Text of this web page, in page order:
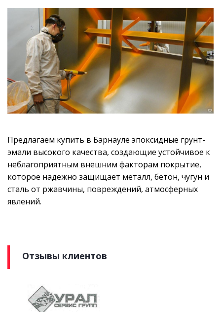
Предлагаем купить в Барнауле эпоксидные грунт-
эмали высокого качества, создающие устойчивое к
неблагоприятным внешним факторам покрытие,
которое надежно защищает металл, бетон, чугун и
сталь от ржавчины, повреждений, атмосферных
явлений.
Отзывы клиентов